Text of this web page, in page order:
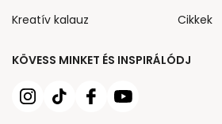
KÖVESS MINKET ÉS INSPIRÁLÓDJ
Kreatív kalauz
Cikkek